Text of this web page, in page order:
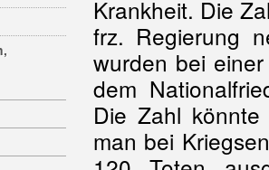
Krankheit. Die
frz. Regierung
wurden bei
dem
Die Zahl
man bei